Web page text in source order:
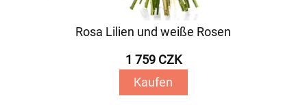
Rosa Lilien und weiße Rosen
1 759 CZK
Kaufen